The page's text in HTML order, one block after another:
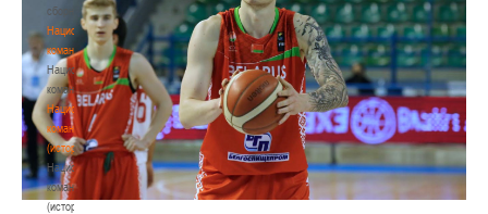
сборные
Национальная
команда
Национальная
команда
Национальная
команда
(история)
Национальная
команда
(история)